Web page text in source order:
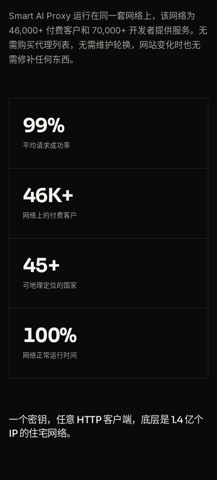
Smart AI Proxy 运行在同一套网络上，该网络为
46,000+ 付费客户和 70,000+ 开发者提供服务。无
需购买代理列表，无需维护轮换，网站变化时也无
需修补任何东西。
99%
平均请求成功率
46K+
网络上的付费客户
45+
可地理定位的国家
100%
网络正常运行时间
一个密钥，任意 HTTP 客户端，底层是 1.4 亿个
IP 的住宅网络。